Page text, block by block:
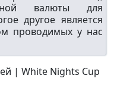
валюты для
другое является
проводимых у нас
| White Nights Cup